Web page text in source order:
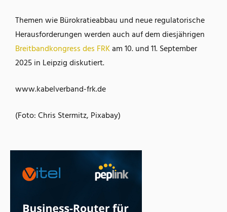
Themen wie Bürokratieabbau und neue regulatorische
Herausforderungen werden auch auf dem diesjährigen
Breitbandkongress des FRKam 10. und 11. September
2025 in Leipzig diskutiert.
www.kabelverband-frk.de
(Foto: Chris Stermitz, Pixabay)